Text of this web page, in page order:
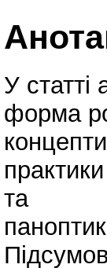
У
форма
практики
та